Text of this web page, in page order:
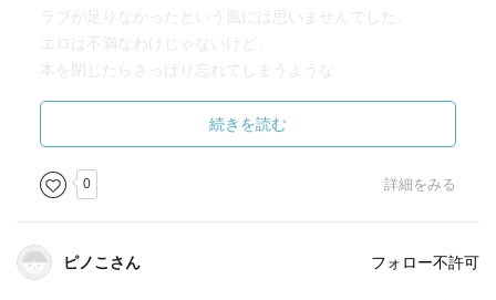
ラブが足りなかったという風には思いませんでした。
エロは不満なわけじゃないけど、
本を閉じたらさっぱり忘れてしまうような
続きを読む
0 詳細をみる
ピノこさん フォロー不許可